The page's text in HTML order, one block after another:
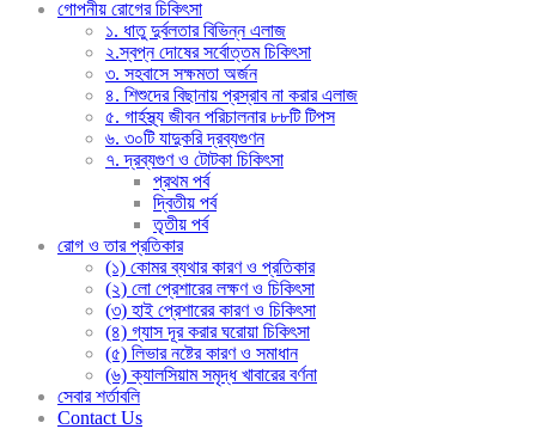
গোপনীয় রোগের চিকিৎসা
১. ধাতু দুর্বলতার বিভিন্ন এলাজ
২.স্বপ্ন দোষের সর্বোত্তম চিকিৎসা
৩. সহবাসে সক্ষমতা অর্জন
৪. শিশুদের বিছানায় প্রস্রাব না করার এলাজ
৫. গার্হস্থ্য জীবন পরিচালনার ৮৮টি টিপস
৬. ৩০টি যাদুকরি দ্রব্যগুণন
৭. দ্রব্যগুণ ও টোটকা চিকিৎসা
প্রথম পর্ব
দ্বিতীয় পর্ব
তৃতীয় পর্ব
রোগ ও তার প্রতিকার
(১) কোমর ব্যথার কারণ ও প্রতিকার
(২) লো প্রেশারের লক্ষণ ও চিকিৎসা
(৩) হাই প্রেশারের কারণ ও চিকিৎসা
(৪) গ্যাস দূর করার ঘরোয়া চিকিৎসা
(৫) লিভার নষ্টের কারণ ও সমাধান
(৬) ক্যালসিয়াম সমৃদ্ধ খাবারের বর্ণনা
সেবার শর্তাবলি
Contact Us